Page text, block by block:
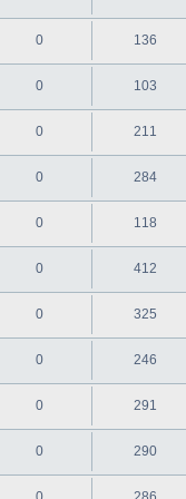
0 136
0 103
0 211
0 284
0 118
0 412
0 325
0 246
0 291
0 290